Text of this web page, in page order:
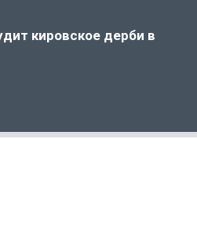
кировское дерби в